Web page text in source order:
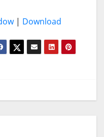
| Download